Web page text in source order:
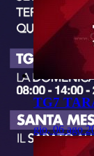
TG7
gio, 06 ago